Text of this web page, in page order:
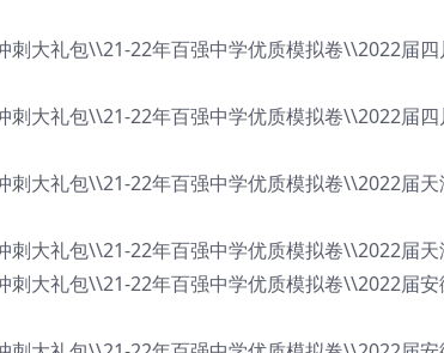
刺大礼包\\21-22年百强中学优质模拟卷\\2022届
刺大礼包\\21-22年百强中学优质模拟卷\\2022届
刺大礼包\\21-22年百强中学优质模拟卷\\2022届
刺大礼包\\21-22年百强中学优质模拟卷\\2022届
刺大礼包\\21-22年百强中学优质模拟卷\\2022届